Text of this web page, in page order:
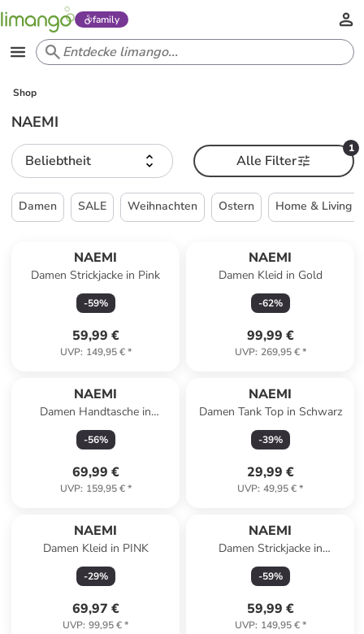
family
Shop
NAEMI
Beliebtheit
1
Alle Filter
Damen SALE Weihnachten Ostern Home & Living
NAEMI
Damen Strickjacke in Pink
-59%
59,99 €
UVP: 149,95 €*
NAEMI
Damen Kleid in Gold
-62%
99,99 €
UVP: 269,95 €*
NAEMI
Damen Handtasche in
Cappuccino
-56%
69,99 €
UVP: 159,95 €*
NAEMI
Damen Tank Top in Schwarz
-39%
29,99 €
UVP: 49,95 €*
NAEMI
Damen Kleid in PINK
-29%
69,97 €
UVP: 99,95 €*
NAEMI
Damen Strickjacke in
Wollweiss
-59%
59,99 €
UVP: 149,95 €*